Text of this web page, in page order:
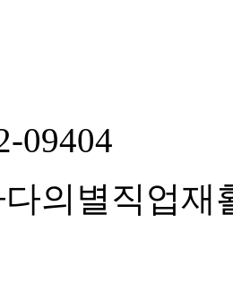
09404
의별직업재